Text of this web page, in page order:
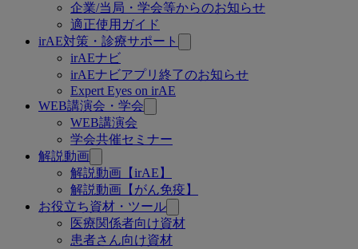
企業/当局・学会等からのお知らせ
適正使用ガイド
irAE対策・診療サポート
irAEナビ
irAEナビアプリ終了のお知らせ
Expert Eyes on irAE
WEB講演会・学会
WEB講演会
学会共催セミナー
解説動画
解説動画【irAE】
解説動画【がん免疫】
お役立ち資材・ツール
医療関係者向け資材
患者さん向け資材